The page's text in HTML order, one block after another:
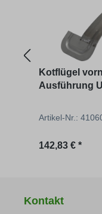
Kotflügel
Ausführung
Artikel-Nr.:
Regulärer
142,83 € *
Kontakt